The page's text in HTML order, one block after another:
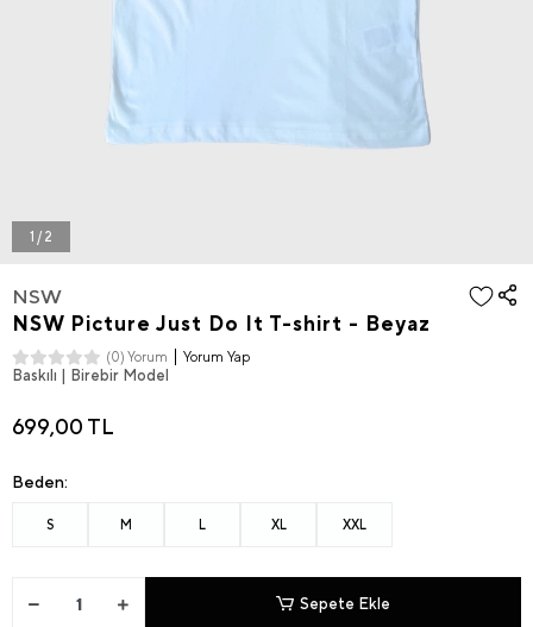
1 / 2
NSW
NSW Picture Just Do It T-shirt - Beyaz
(0) Yorum Yorum Yap
Baskılı | Birebir Model
699,00 TL
Beden:
S M L XL XXL
Sepete Ekle